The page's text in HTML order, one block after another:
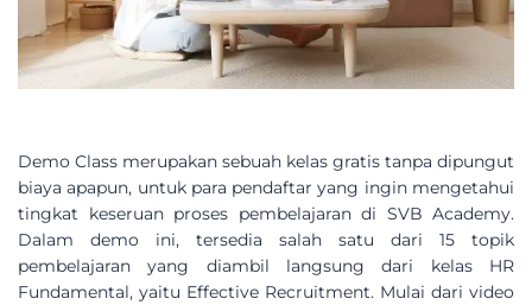
Demo Class merupakan sebuah kelas gratis tanpa dipungut
biaya apapun, untuk para pendaftar yang ingin mengetahui
tingkat keseruan proses pembelajaran di SVB Academy.
Dalam demo ini, tersedia salah satu dari 15 topik
pembelajaran yang diambil langsung dari kelas HR
Fundamental, yaitu Effective Recruitment. Mulai dari video